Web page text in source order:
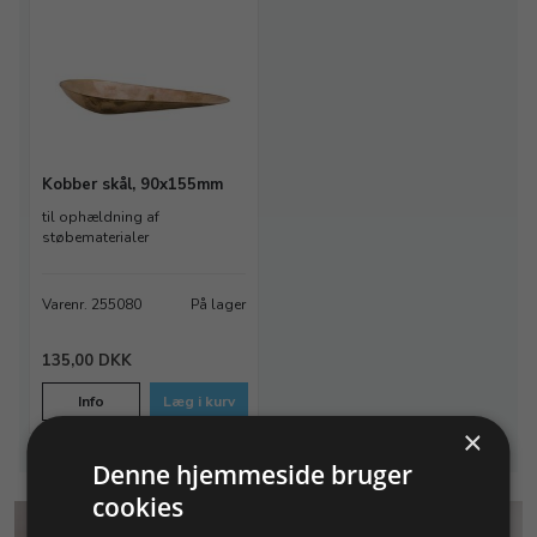
Kobber skål, 90x155mm
til ophældning af
støbematerialer
Varenr. 255080 På lager
135,00 DKK
Info Læg i kurv
×
Denne hjemmeside bruger
cookies